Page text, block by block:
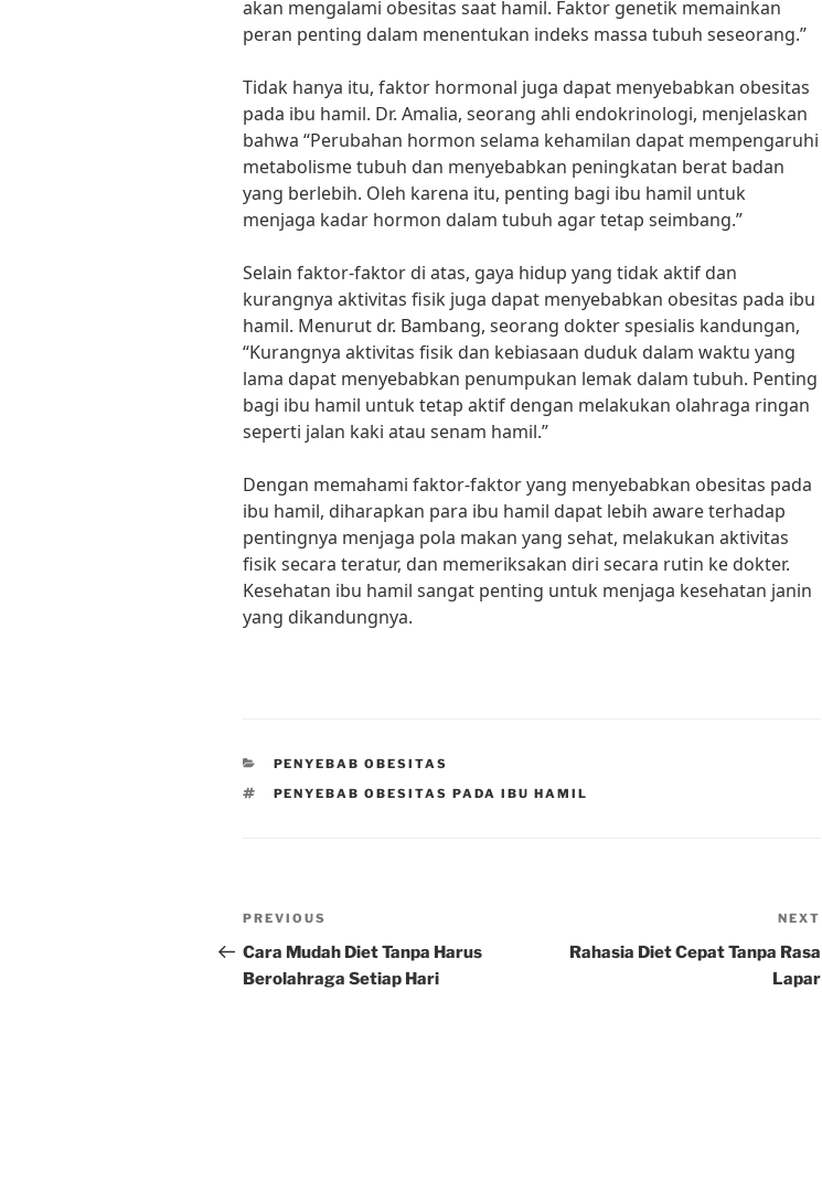
akan mengalami obesitas saat hamil. Faktor genetik memainkan
peran penting dalam menentukan indeks massa tubuh seseorang.”
Tidak hanya itu, faktor hormonal juga dapat menyebabkan obesitas
pada ibu hamil. Dr. Amalia, seorang ahli endokrinologi, menjelaskan
bahwa “Perubahan hormon selama kehamilan dapat mempengaruhi
metabolisme tubuh dan menyebabkan peningkatan berat badan
yang berlebih. Oleh karena itu, penting bagi ibu hamil untuk
menjaga kadar hormon dalam tubuh agar tetap seimbang.”
Selain faktor-faktor di atas, gaya hidup yang tidak aktif dan
kurangnya aktivitas fisik juga dapat menyebabkan obesitas pada ibu
hamil. Menurut dr. Bambang, seorang dokter spesialis kandungan,
“Kurangnya aktivitas fisik dan kebiasaan duduk dalam waktu yang
lama dapat menyebabkan penumpukan lemak dalam tubuh. Penting
bagi ibu hamil untuk tetap aktif dengan melakukan olahraga ringan
seperti jalan kaki atau senam hamil.”
Dengan memahami faktor-faktor yang menyebabkan obesitas pada
ibu hamil, diharapkan para ibu hamil dapat lebih aware terhadap
pentingnya menjaga pola makan yang sehat, melakukan aktivitas
fisik secara teratur, dan memeriksakan diri secara rutin ke dokter.
Kesehatan ibu hamil sangat penting untuk menjaga kesehatan janin
yang dikandungnya.
CATEGORIES
PENYEBAB OBESITAS
TAGS
PENYEBAB OBESITAS PADA IBU HAMIL
Post
navigation
Previous
Post
PREVIOUS
Cara Mudah Diet Tanpa Harus
Berolahraga Setiap Hari
NEXT
Rahasia Diet Cepat Tanpa Rasa
Lapar